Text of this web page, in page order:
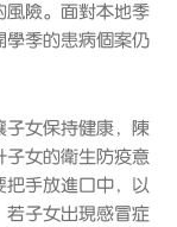
風險。面對本地季
學季的患病個案仍
子女保持健康，陳
子女的衛生防疫意
手放進口中，以
若子女出現感冒症